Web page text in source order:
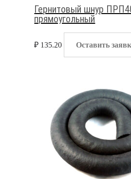
Гернитовый шнур
прямоугольный
₽ 135.20 Оставить